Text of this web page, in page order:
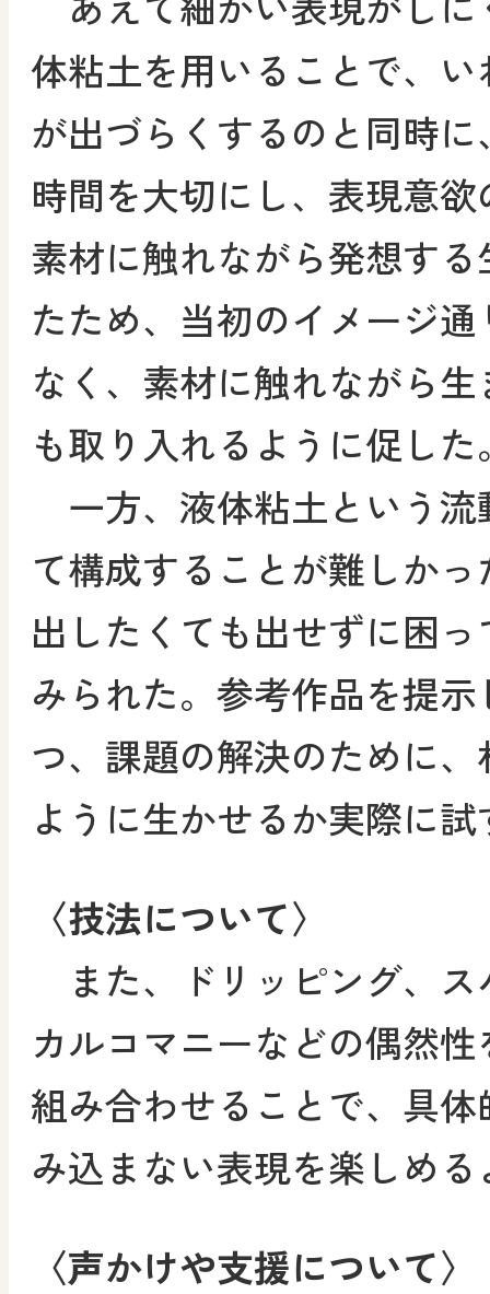
体粘土を用いることで、
が出づらくするのと同時
時間を大切にし、表現意
素材に触れながら発想す
たため、当初のイメージ
なく、素材に触れながら
も取り入れるように促した
一方、液体粘土という流
て構成することが難しか
出したくても出せずに困
みられた。参考作品を提
つ、課題の解決のために
ように生かせるか実際に
〈技法について〉
また、ドリッピング、ス
カルコマニーなどの偶然
組み合わせることで、具
み込まない表現を楽しめ
〈声かけや支援について〉